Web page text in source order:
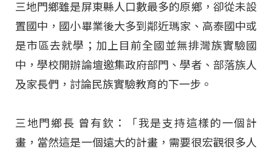
三地門鄉雖是屏東縣人口數最多的原鄉，卻從未設
置國中，國小畢業後大多到鄰近瑪家、高泰國中或
是市區去就學；加上目前全國並無排灣族實驗國
中，學校開辦論壇邀集政府部門、學者、部落族人
及家長們，討論民族實驗教育的下一步。
三地門鄉長 曾有欽：「我是支持這樣的一個計
畫，當然這是一個遠大的計畫，需要很宏觀很多人